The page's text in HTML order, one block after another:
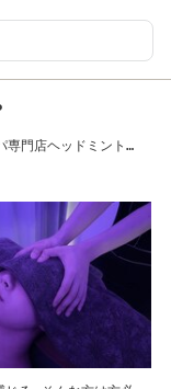
専門店ヘッドミント